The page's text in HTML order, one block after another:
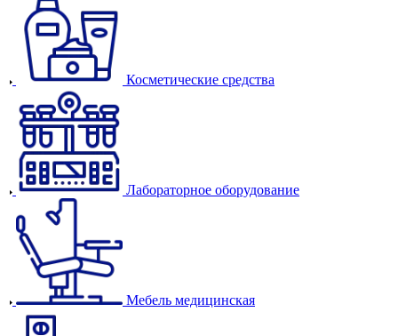
Косметические средства
Лабораторное оборудование
Мебель медицинская